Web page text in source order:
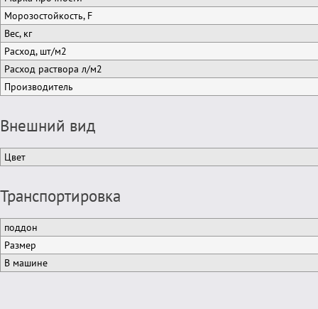
Морозостойкость, F
Вес, кг
Расход, шт/м2
Расход раствора л/м2
Производитель
Внешний вид
Цвет
Транспортировка
поддон
Размер
В машине